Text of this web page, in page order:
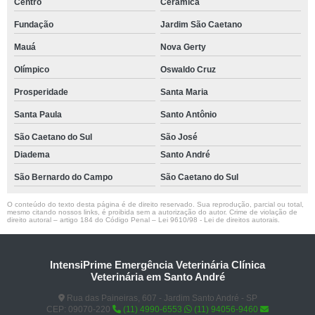
Centro Cerâmica
Fundação Jardim São Caetano
Mauá Nova Gerty
Olímpico Oswaldo Cruz
Prosperidade Santa Maria
Santa Paula Santo Antônio
São Caetano do Sul
São José
Diadema
Santo André
São Bernardo do Campo São Caetano do Sul
O conteúdo do texto desta página é de direito reservado. Sua reprodução, parcial ou total,
mesmo citando nossos links, é proibida sem a autorização do autor. Crime de violação de
direito autoral – artigo 184 do Código Penal – Lei 9610/98 - Lei de direitos autorais
IntensiPrime Emergência Veterinária Clínica
Veterinária em Santo André
Rua das Paineiras, 607 - Jardim Santo André - SP
CEP: 09070-220
(11) 4990-6553
(11) 94056-9460